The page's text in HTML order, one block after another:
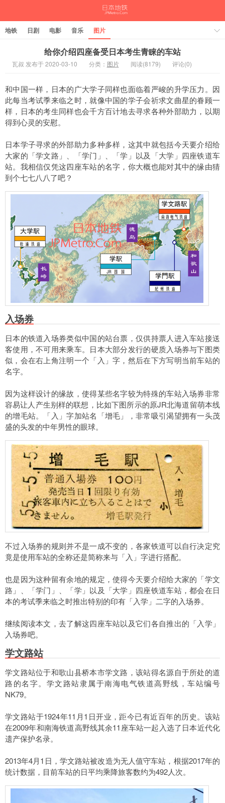
地铁 日剧 电影 音乐 图片
给你介绍四座备受日本考生青睐的车站
瓦叔 发布于 2020-03-10 分类： 图片 阅读(8179) 评论(0)
和中国一样，日本的广大学子同样也面临着严峻的升学压力。因
此每当考试季来临之时，就像中国的学子会祈求文曲星的眷顾一
样，日本的考生同样也会千方百计地去寻求各种外部助力，以期
得到心灵的安慰。
日本学子寻求的外部助力多种多样，这其中就包括今天要介绍给
大家的「学文路」、「学门」、「学」以及「大学」四座铁道车
站。我相信仅凭这四座车站的名字，你大概也能对其中的缘由猜
到个七七八八了吧？
入场券
日本的铁道入场券类似中国的站台票，仅供持票人进入车站接送
客使用，不可用来乘车。日本大部分发行的硬质入场券与下图类
似，会在右上角注明一个「入」字，然后在下方写明当前车站的
名字。
因为这样设计的缘故，使得某些名字较为特殊的车站入场券非常
容易让人产生别样的联想，比如下图所示的原JR北海道留萌本线
的增毛站。「入」字加站名「增毛」，非常吸引渴望拥有一头茂
盛的头发的中年男性的眼球。
不过入场券的规则并不是一成不变的，各家铁道可以自行决定究
竟是使用车站的全称还是简称来与「入」字进行搭配。
也是因为这种留有余地的规定，使得今天要介绍给大家的「学文
路」、「学门」、「学」以及「大学」四座铁道车站，都会在日
本的考试季来临之时推出特别的印有「入学」二字的入场券。
继续阅读本文，去了解这四座车站以及它们各自推出的「入学」
入场券吧。
学文路站
学文路站位于和歌山县桥本市学文路，该站得名源自于所处的道
路的名字。学文路站隶属于南海电气铁道高野线，车站编号
NK79。
学文路站于1924年11月1日开业，距今已有近百年的历史。该站
在2009年和南海铁道高野线其余11座车站一起入选了日本近代化
遗产保护名录。
2013年4月1日，学文路站被改造为无人值守车站，根据2017年的
统计数据，目前车站的日平均乘降旅客数约为492人次。